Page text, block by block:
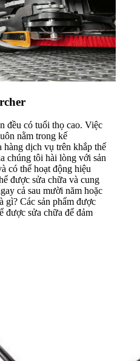
đều có tuổi thọ cao. Việc
nằm trong kế
dịch vụ trên khắp thế
chúng tôi hài lòng với sản
có thể hoạt động hiệu
được sửa chữa và cung
cả sau mười năm hoặc
gì? Các sản phẩm được
được sửa chữa để đảm